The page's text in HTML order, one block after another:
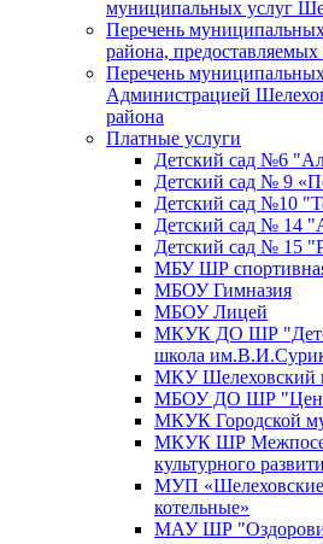
муниципальных услуг
Перечень
района,
Перечень
Администрацией
района
Платные услуги
Детский сад №6
Детский сад № 9
Детский сад №10
Детский сад № 14
Детский сад № 15
МБУ ШР
МБОУ Гимназия
МБОУ Лицей
МКУК ДО ШР
школа
МКУ Шелеховский
МБОУ ДО ШР
МКУК Городской
МКУК ШР
культурного
МУП «Шелеховские
котельные»
МАУ ШР